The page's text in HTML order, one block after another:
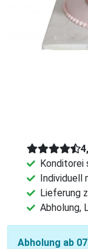
Konditorei
Individuell
Lieferung
Abholung,
Abholung ab